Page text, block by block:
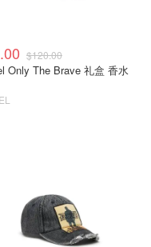
$120.00
Only The Brave 礼盒 香水